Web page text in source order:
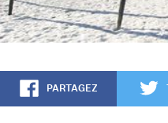
PARTAGEZ